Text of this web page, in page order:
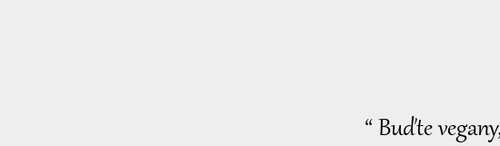
“ Buďte